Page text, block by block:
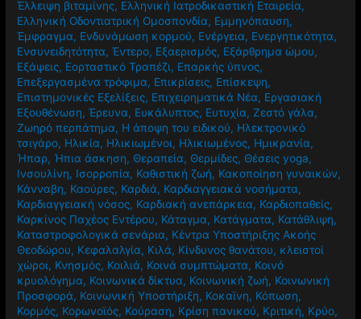
Έλλειψη βιταμίνης, Ελληνική Ιατροδικαστική Εταιρεία,
Ελληνική Οδοντιατρική Ομοσπονδία, Εμμηνόπαυση,
Έμφραγμα, Ενδυνάμωση κορμού, Ενέργεια, Ενεργητικότητα,
Ενσυνειδητότητα,Έντερο, Εξαερισμός, Εξάρθρημα ώμου,
Εξάψεις, Εορταστικό Τραπέζι, Επαρκής ύπνος,
Επεξεργασμένα τρόφιμα, Επικρίσεις, Επίσκεψη,
Επιστημονικές Εξελίξεις, Επιχειρηματικά Νέα, Εργασιακή
Εξουθένωση,Έρευνα, Ευκάλυπτος, Ευτυχία,Ζεστό γάλα,
Ζωηρό περπάτημα, Η άποψη του ειδικού, Ηλεκτρονικό
τσιγάρο, Ηλικία, Ηλικιωμένοι, Ηλικιωμένος, Ημικρανία,
Ήπαρ, Ήπια άσκηση, Θεραπεία, Θερμίδες, Θέσεις yoga,
Ινσουλίνη, Ισορροπία, Καθιστική ζωή, Κακοποίηση γυναικών,
Κάνναβη, Καούρες, Καρδιά, Καρδιαγγειακά νοσήματα,
Καρδιαγγειακή νόσος, Καρδιακή ανεπάρκεια, Καρδιοπαθείς,
Καρκίνος Παχέος Εντέρου, Κάταγμα, Κατάγματα, Κατάθλιψη,
Καταστροφολογικά σενάρια, Κέντρα Υποστήριξης Ακοής
Θεοδώρου, Κεφαλαλγία, Κιλά, Κίνδυνος θανάτου, κλειστοί
χώροι, Κνησμός, Κοιλιά, Κοινά συμπτώματα, Κοινό
κρυολόγημα, Κοινωνικά δίκτυα, Κοινωνική ζωή, Κοινωνική
Προσφορά, Κοινωνική Υποστήριξη, Κοκαϊνη, Κόπωση,
Κορμός, Κορωνοϊός, Κούραση, Κρίση πανικού, Κριτική, Κρύο,